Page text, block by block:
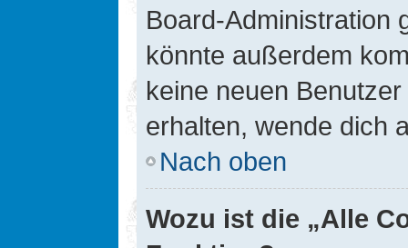
Board-Administration
könnte außerdem
keine neuen
erhalten, wende dich
Nach oben
Wozu ist die „Alle